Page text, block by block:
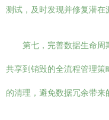
测试，及时发现并修复潜在
第七，完善数据生命周
共享到销毁的全流程管理
的清理，避免数据冗余带来